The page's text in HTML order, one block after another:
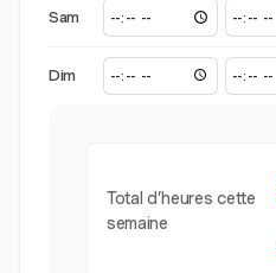
Sam
Dim
Total d’heures cette
semaine